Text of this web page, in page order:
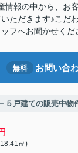
情報の中から、お
ただきます♪こだ
フへお聞かせくだ
無料 お問い合
５戸建ての販売中物
㎡)